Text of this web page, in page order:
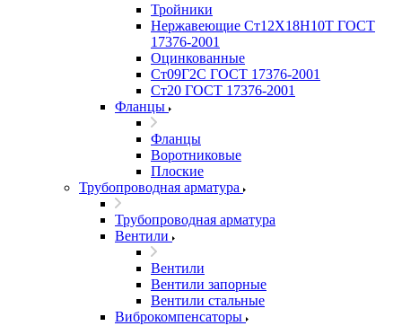
Тройники
Нержавеющие Ст12Х18Н10Т ГОСТ
17376-2001
Оцинкованные
Ст09Г2С ГОСТ 17376-2001
Ст20 ГОСТ 17376-2001
Фланцы
Фланцы
Воротниковые
Плоские
Трубопроводная арматура
Трубопроводная арматура
Вентили
Вентили
Вентили запорные
Вентили стальные
Виброкомпенсаторы